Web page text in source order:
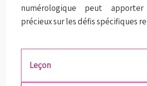
numérologique peut
précieux sur les défis spécifiques
Leçon